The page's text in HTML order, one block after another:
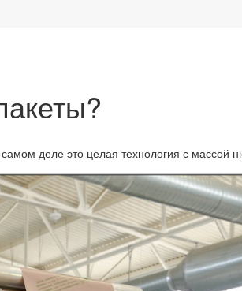
деле это целая технология с массой